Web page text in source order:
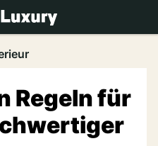
Regeln für